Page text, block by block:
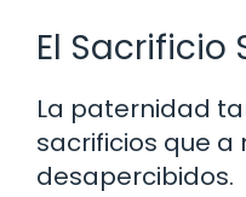
El Sacrificio
La paternidad
sacrificios que
desapercibidos.